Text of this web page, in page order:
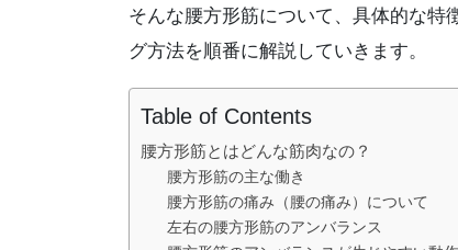
そんな腰方形筋について、具体的な特
グ方法を順番に解説していきます。
Table of Contents
腰方形筋とはどんな筋肉なの？
腰方形筋の主な働き
腰方形筋の痛み（腰の痛み）について
左右の腰方形筋のアンバランス